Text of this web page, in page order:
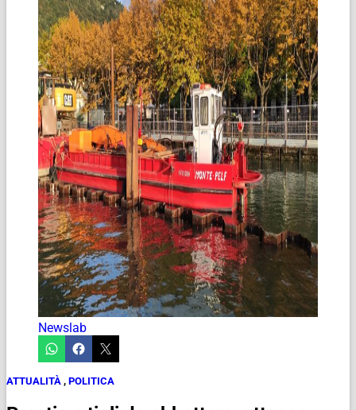
Newslab
ATTUALITÀ , POLITICA